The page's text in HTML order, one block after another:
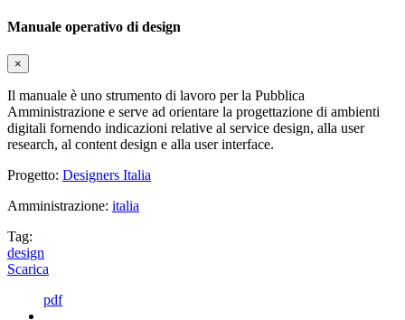
Manuale operativo di design
×
Il manuale è uno strumento di lavoro per la Pubblica
Amministrazione e serve ad orientare la progettazione di ambienti
digitali fornendo indicazioni relative al service design, alla user
research, al content design e alla user interface.
Progetto: Designers Italia
Amministrazione: italia
Tag:
design
Scarica
pdf